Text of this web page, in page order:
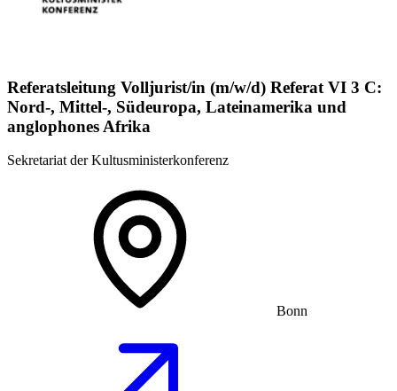
Referatsleitung Volljurist/in (m/w/d) Referat VI 3 C:
Nord-, Mittel-, Südeuropa, Lateinamerika und
anglophones Afrika
Sekretariat der Kultusministerkonferenz
Bonn